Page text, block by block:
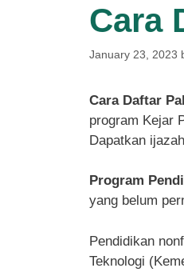
Cara
January 23, 2023
Cara Daftar
program Kejar
Dapatkan
Program
yang belum
Pendidikan
Teknologi